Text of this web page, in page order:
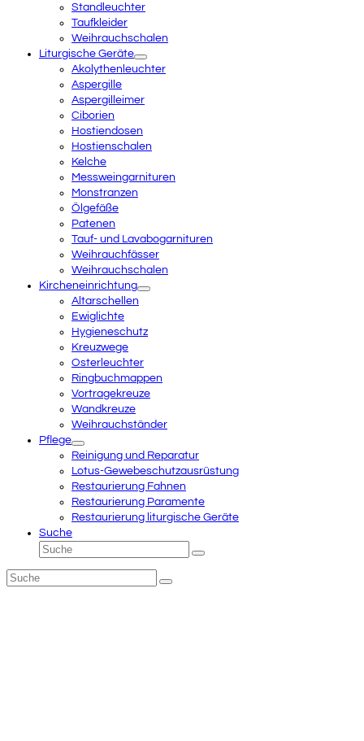
Standleuchter
Taufkleider
Weihrauchschalen
Liturgische Geräte
Akolythenleuchter
Aspergille
Aspergilleimer
Ciborien
Hostiendosen
Hostienschalen
Kelche
Messweingarnituren
Monstranzen
Ölgefäße
Patenen
Tauf- und Lavabogarnituren
Weihrauchfässer
Weihrauchschalen
Kircheneinrichtung
Altarschellen
Ewiglichte
Hygieneschutz
Kreuzwege
Osterleuchter
Ringbuchmappen
Vortragekreuze
Wandkreuze
Weihrauchständer
Pflege
Reinigung und Reparatur
Lotus-Gewebeschutzausrüstung
Restaurierung Fahnen
Restaurierung Paramente
Restaurierung liturgische Geräte
Suche
Suche
Senden
Suche
Senden